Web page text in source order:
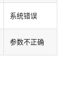
系统错误
参数不正确